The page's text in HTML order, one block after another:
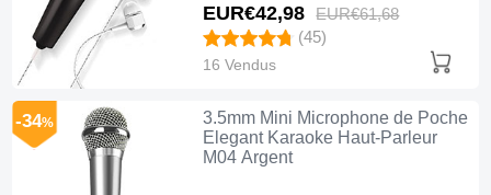
EUR€42,98 EUR€61,68
(45)
16 Vendus
3.5mm Mini Microphone de Poche
Elegant Karaoke Haut-Parleur
M04 Argent
-34%